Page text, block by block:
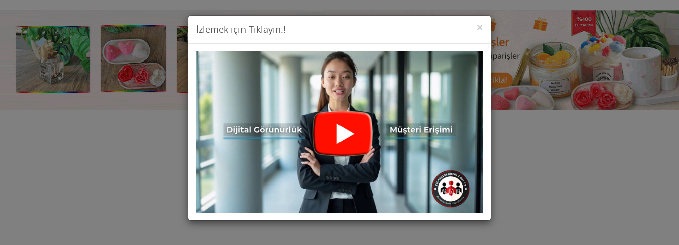
× KAPAT
İzlemek için Tıklayın.!